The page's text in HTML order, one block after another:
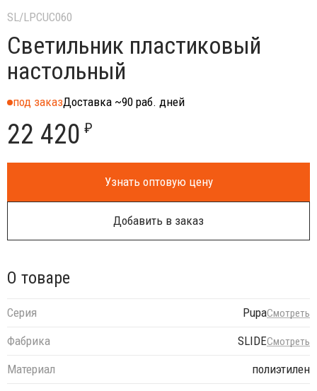
SL/LPCUC060
Светильник пластиковый
настольный
под заказДоставка ~90 раб. дней
22 420 ₽
Узнать оптовую цену
Добавить в заказ
О товаре
Серия PupaСмотреть
Фабрика SLIDEСмотреть
Материал
полиэтилен